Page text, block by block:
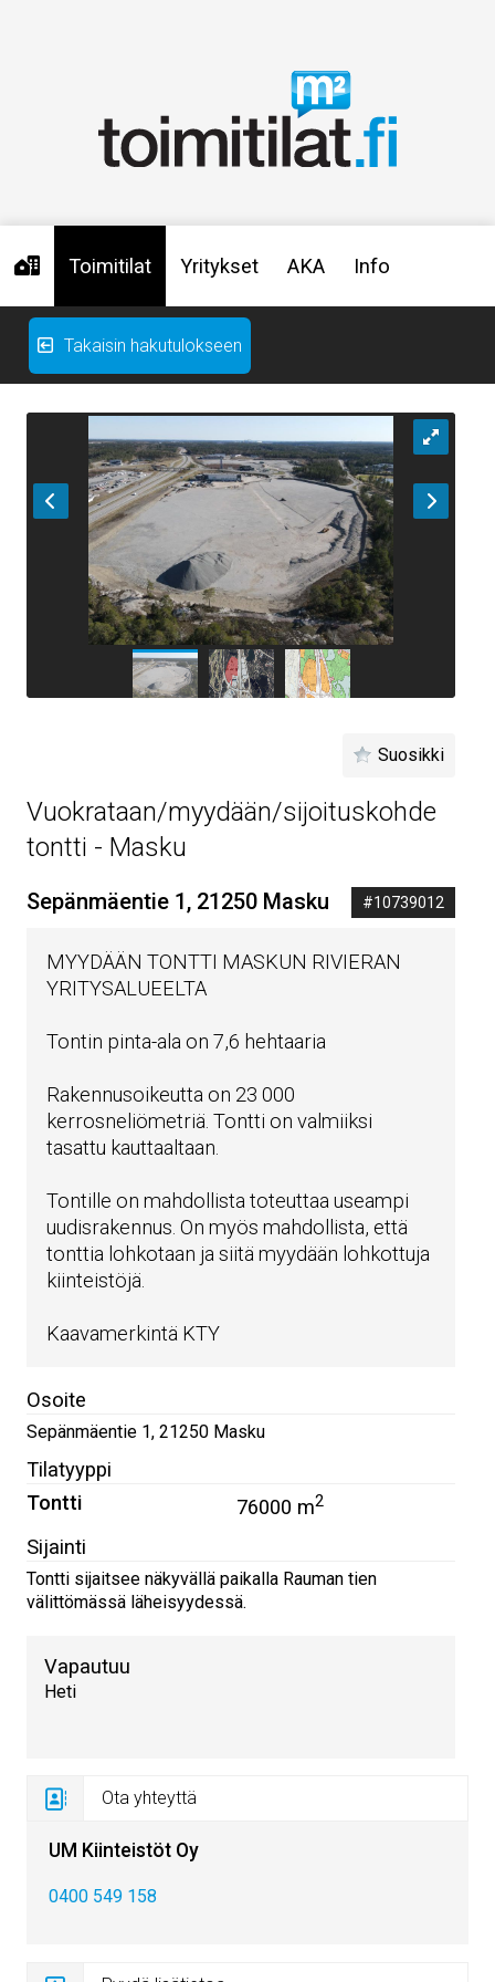
Toimitilat Yritykset AKA Info
Takaisin hakutulokseen
Suosikki
Vuokrataan/myydään/sijoituskohde
tontti - Masku
Sepänmäentie 1, 21250 Masku #10739012
MYYDÄÄN TONTTI MASKUN RIVIERAN
YRITYSALUEELTA
Tontin pinta-ala on 7,6 hehtaaria
Rakennusoikeutta on 23 000
kerrosneliömetriä. Tontti on valmiiksi
tasattu kauttaaltaan.
Tontille on mahdollista toteuttaa useampi
uudisrakennus. On myös mahdollista, että
tonttia lohkotaan ja siitä myydään lohkottuja
kiinteistöjä.
Kaavamerkintä KTY
Osoite
Sepänmäentie 1, 21250 Masku
Tilatyyppi
Tontti
76000 m2
Sijainti
Tontti sijaitsee näkyvällä paikalla Rauman tien
välittömässä läheisyydessä.
Vapautuu
Heti
Ota yhteyttä
UM Kiinteistöt Oy
0400 549 158